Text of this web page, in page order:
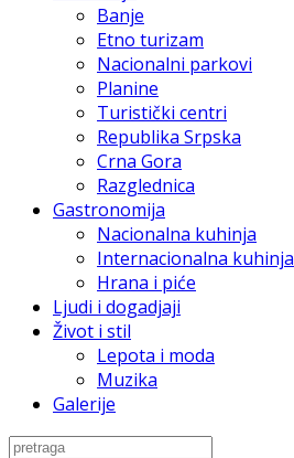
Banje
Etno turizam
Nacionalni parkovi
Planine
Turistički centri
Republika Srpska
Crna Gora
Razglednica
Gastronomija
Nacionalna kuhinja
Internacionalna kuhinja
Hrana i piće
Ljudi i dogadjaji
Život i stil
Lepota i moda
Muzika
Galerije